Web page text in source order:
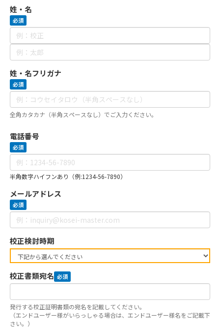
姓・名
必須
姓・名フリガナ
必須
全角カタカナ（半角スペースなし）でご入力ください。
電話番号
必須
半角数字ハイフンあり（例:1234-56-7890）
メールアドレス
必須
校正検討時期
校正書類宛名 必須
発行する校正証明書類の宛名を記載してください。
（エンドユーザー様がいらっしゃる場合は、エンドユーザー様名をご記載下
さい。）